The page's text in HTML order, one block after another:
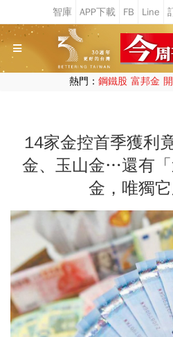
熱門： 鋼鐵股 富邦金
14家金控首季獲利
金、玉山金…還有
金，唯獨